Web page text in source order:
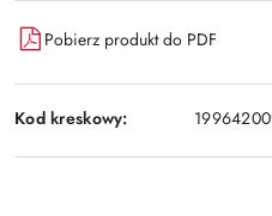
Pobierz produkt do PDF
Kod kreskowy: